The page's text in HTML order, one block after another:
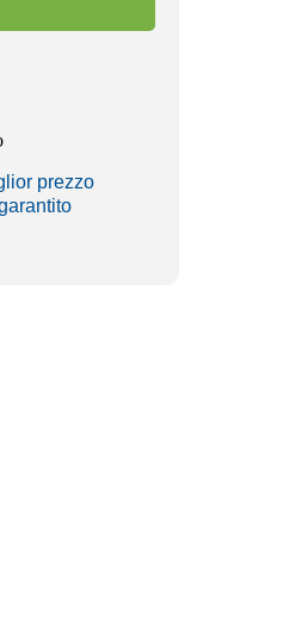
prezzo